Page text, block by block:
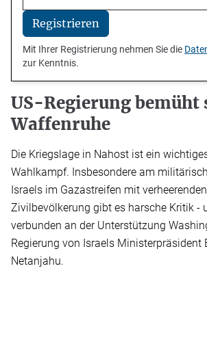
Registrieren
Mit Ihrer Registrierung nehmen Sie die
zur Kenntnis.
US-Regierung bemüht
Waffenruhe
Die Kriegslage in Nahost ist ein
Wahlkampf. Insbesondere am
Israels im Gazastreifen mit
Zivilbevölkerung gibt es harsche Kritik -
verbunden an der Unterstützung
Regierung von Israels Ministerpräsident
Netanjahu.